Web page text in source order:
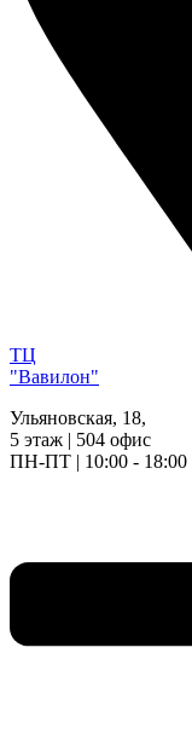
ТЦ
"Вавилон"
Ульяновская, 18,
5 этаж | 504 офис
ПН-ПТ | 10:00 - 18:00